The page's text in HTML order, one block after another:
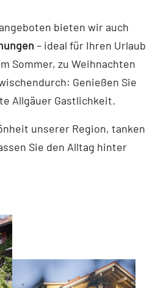
bieten wir auch
– ideal für Ihren Urlaub
Sommer, zu Weihnachten
Genießen Sie
Allgäuer Gastlichkeit.
unserer Region, tanken
Sie den Alltag hinter